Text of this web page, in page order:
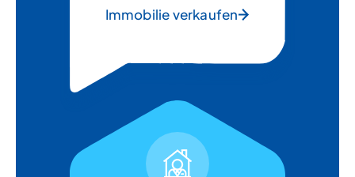
Immobilie verkaufen